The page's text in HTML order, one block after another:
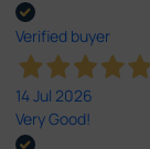
Verified buyer
14 Jul 2026
Very Good!